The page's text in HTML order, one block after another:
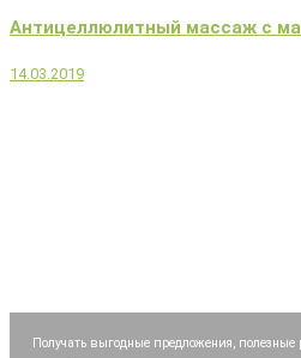
Антицеллюлитный массаж с
14.03.2019
Получать выгодные предложения,